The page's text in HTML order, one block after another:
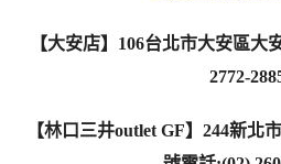
【大安店】106台北市大安區大
2772-
【林口三井outlet GF】244新北